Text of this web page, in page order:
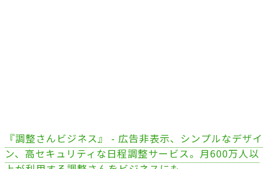
『調整さんビジネス』 - 広告非表示、シンプルなデザイ
ン、高セキュリティな日程調整サービス。月600万人以